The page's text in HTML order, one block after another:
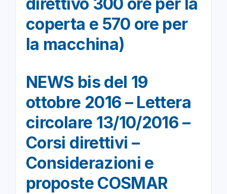
direttivo 300 ore per la
coperta e 570 ore per
la macchina)
NEWS bis del 19
ottobre 2016 – Lettera
circolare 13/10/2016 –
Corsi direttivi –
Considerazioni e
proposte COSMAR